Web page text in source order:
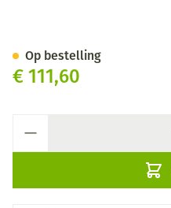
€ 111,60
Op bestelling